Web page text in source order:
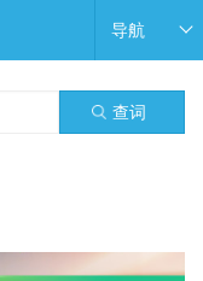
导航
查词